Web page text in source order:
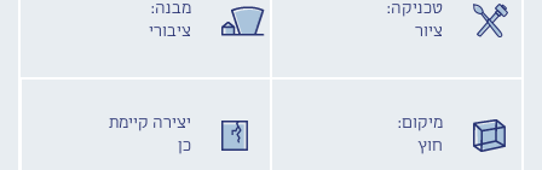
טכניקה:
ציור
מבנה:
ציבורי
מיקום:
חוץ
יצירה קיימת
כן